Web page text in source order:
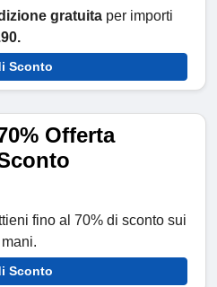
gratuita per importi
Sconto
Offerta
fino al 70% di sconto sui
Sconto